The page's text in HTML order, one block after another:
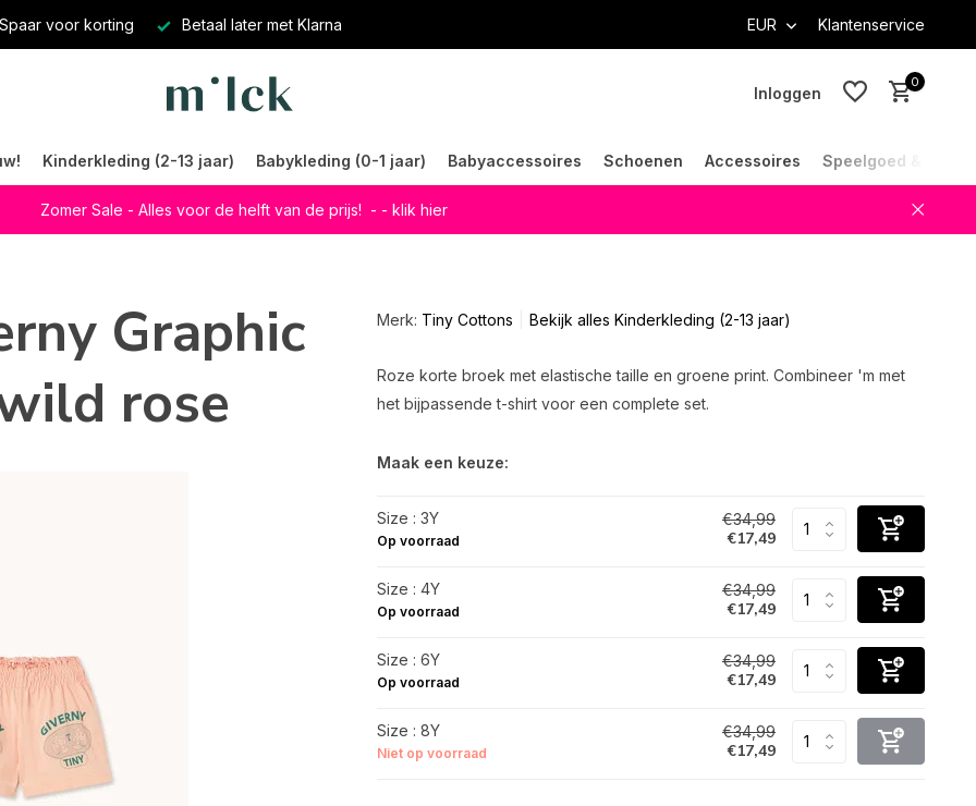
voor korting Betaal later met Klarna EUR Klantenservice
Inloggen
0
Kinderkleding (2-13 jaar) Babykleding (0-1 jaar) Babyaccessoires Schoenen Accessoires Speelgoed &
Zomer Sale - Alles voor de helft van de prijs! - - klik hier
Graphic
rose
Merk: Tiny Cottons Bekijk alles Kinderkleding (2-13 jaar)
Roze korte broek met elastische taille en groene print. Combineer 'm met
het bijpassende t-shirt voor een complete set.
Maak een keuze:
Size : 3Y
Op voorraad
€34,99
€17,49
Size : 4Y
Op voorraad
€34,99
€17,49
Size : 6Y
Op voorraad
€34,99
€17,49
Size : 8Y
Niet op voorraad
€34,99
€17,49